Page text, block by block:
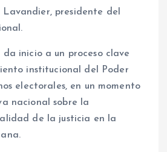
Lavandier, presidente del
inicio a un proceso clave
institucional del Poder
electorales, en un momento
nacional sobre la
de la justicia en la